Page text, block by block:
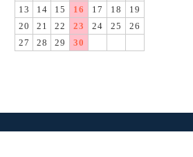
13
14 15 16 17 18
19
20
21 22 23 24 25
26
27
28 29 30